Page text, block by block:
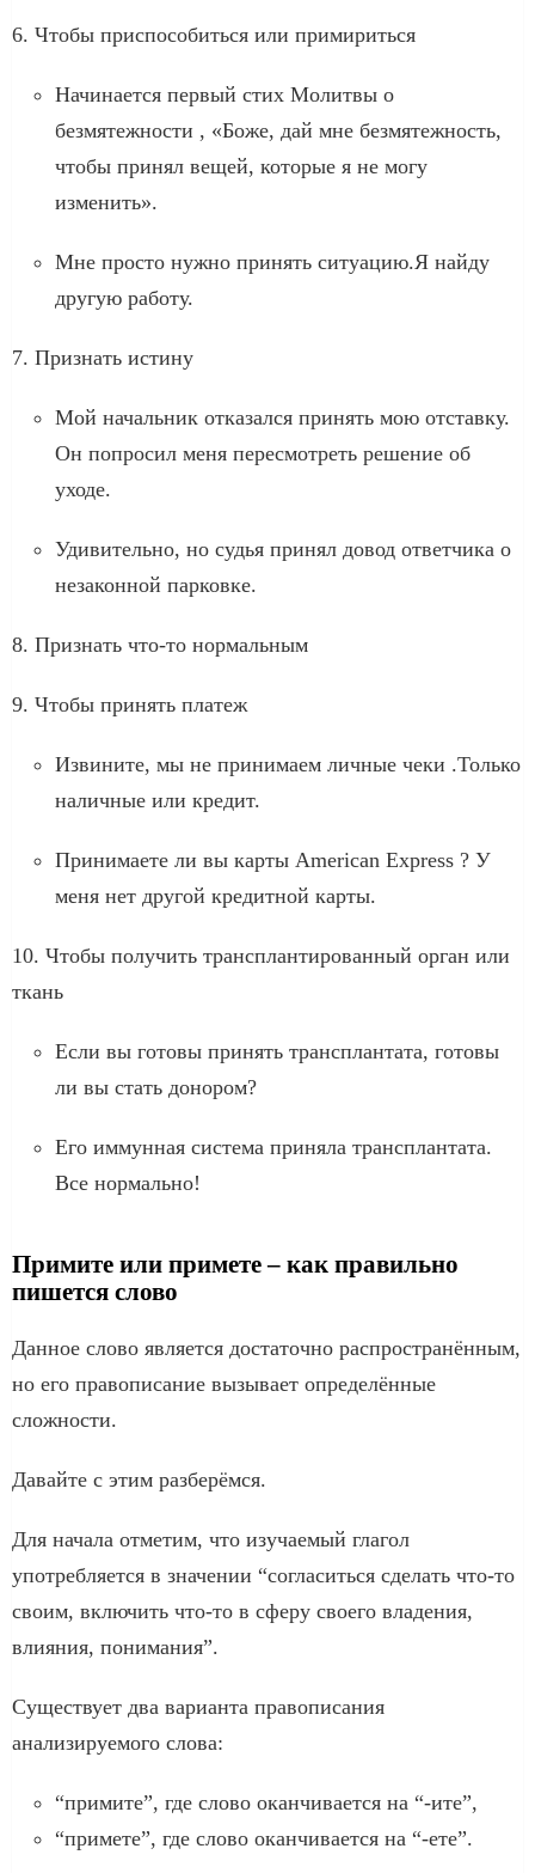
6. Чтобы приспособиться или примириться
Начинается первый стих Молитвы о
безмятежности , «Боже, дай мне безмятежность,
чтобы принял вещей, которые я не могу
изменить».
Мне просто нужно принять ситуацию.Я найду
другую работу.
7. Признать истину
Мой начальник отказался принять мою отставку.
Он попросил меня пересмотреть решение об
уходе.
Удивительно, но судья принял довод ответчика о
незаконной парковке.
8. Признать что-то нормальным
9. Чтобы принять платеж
Извините, мы не принимаем личные чеки .Только
наличные или кредит.
Принимаете ли вы карты American Express ? У
меня нет другой кредитной карты.
10. Чтобы получить трансплантированный орган или
ткань
Если вы готовы принять трансплантата, готовы
ли вы стать донором?
Его иммунная система приняла трансплантата.
Все нормально!
Примите или примете – как правильно
пишется слово
Данное слово является достаточно распространённым,
но его правописание вызывает определённые
сложности.
Давайте с этим разберёмся.
Для начала отметим, что изучаемый глагол
употребляется в значении “согласиться сделать что-то
своим, включить что-то в сферу своего владения,
влияния, понимания”.
Существует два варианта правописания
анализируемого слова:
“примите”, где слово оканчивается на “-ите”,
“примете”, где слово оканчивается на “-ете”.